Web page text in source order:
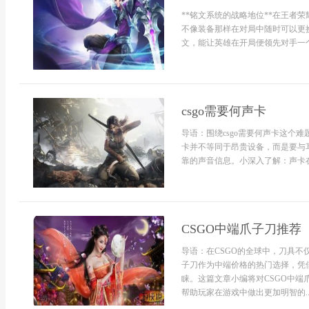
**铭文系统的战略地位**在王者荣
不像装备那样在对局中随时可以
文，能让英雄在开局便领先对手
csgo需要何声卡
导语：围绕csgo需要何声卡这个
卡并不等同于昂贵设备，而是要
靠的声音信息。小深入了解：声卡
CSGO中端爪子刀推荐
导语：在CSGO的全球中，刀具不
子刀作为中端价格的热门选择，
睐。这篇文章小编将对CSGO中端
帮助玩家在游戏中做出更加明智的